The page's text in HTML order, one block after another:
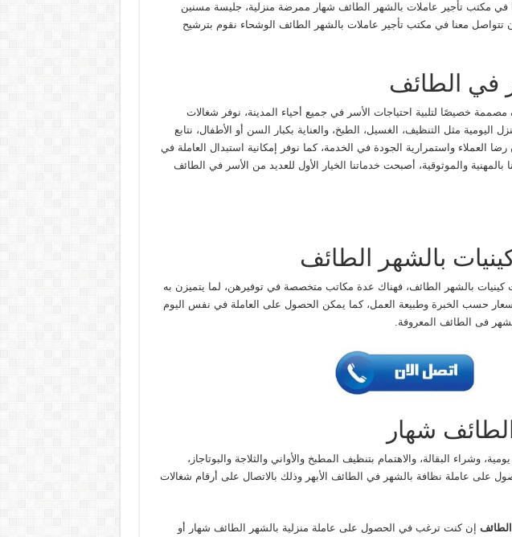
في مكتب تأجير عاملات بالشهر الطائف شهار ممرضة منزلية، جليسة مسنين
معنا في مكتب تأجير عاملات بالشهر الطائف الوشحاء نقوم بترشيح
في الطائف
خصيصًا لتلبية احتياجات الأسر في جميع أحياء المدينة، نوفر شغالات
اليومية مثل التنظيف، الغسيل، الطبخ، والعناية بكبار السن أو الأطفال، نتابع
العملاء واستمرارية الجودة في الخدمة، كما نوفر إمكانية استبدال العاملة في
والموثوقية، أصبحت خدماتنا الخيار الأول للعديد من الأسر في الطائف
بالشهر الطائف
كينيات بالشهر الطائف، فهناك عدة مكاتب متخصصة في توفيرهن، لما يتميزن به
حسب الخبرة وطبيعة العمل، كما يمكن الحصول على العاملة في نفس اليوم
فى الطائف المعروفة.
شهار
وشراء البقالة، والاهتمام بتنظيف المطبخ والأواني والثلاجة والبوتاجاز،
على عاملة نظافة بالشهر في الطائف الأبهر وذلك بالاتصال على أرقام شغالات
إن كنت ترغب في الحصول على عاملة منزلية بالشهر الطائف شهار أو